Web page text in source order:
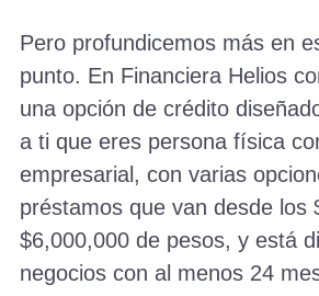
Pero profundicemos más en
punto. En Financiera Helios
una opción de crédito
a ti que eres persona física
empresarial, con varias
préstamos que van desde los
$6,000,000 de pesos, y está
negocios con al menos 24